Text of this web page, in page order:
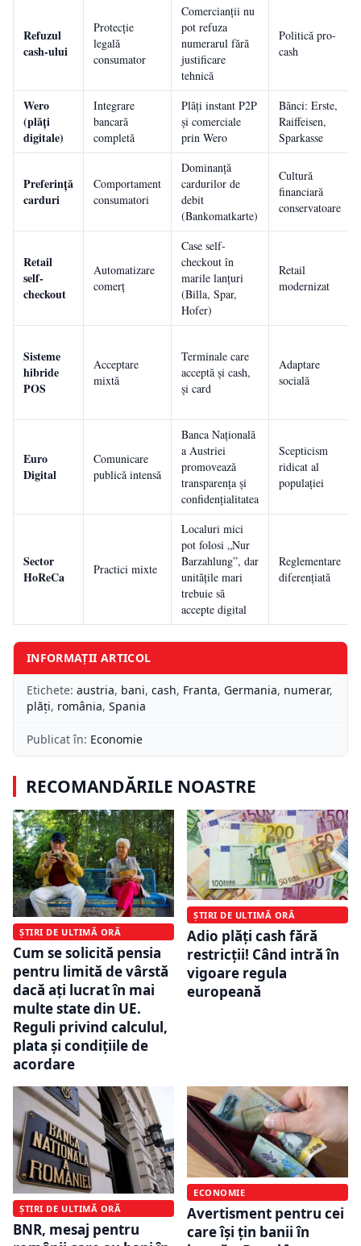
Refuzul
cash-ului
Protecție
legală
consumator
Comercianții nu
pot refuza
numerarul fără
justificare
tehnică
Politică pro-
cash
Wero
(plăți
digitale)
Integrare
bancară
completă
Plăți instant P2P
și comerciale
prin Wero
Bănci: Erste,
Raiffeisen,
Sparkasse
Preferință
carduri
Comportament
consumatori
Dominanță
cardurilor de
debit
(Bankomatkarte)
Cultură
financiară
conservatoare
Retail
self-
checkout
Automatizare
comerț
Case self-
checkout în
marile lanțuri
(Billa, Spar,
Hofer)
Retail
modernizat
Sisteme
hibride
POS
Acceptare
mixtă
Terminale care
acceptă și cash,
și card
Adaptare
socială
Euro
Digital
Comunicare
publică intensă
Banca Națională
a Austriei
promovează
transparența și
confidențialitatea
Scepticism
ridicat al
populației
Sector
HoReCa
Practici mixte
Localuri mici
pot folosi „Nur
Barzahlung”, dar
unitățile mari
trebuie să
accepte digital
Reglementare
diferențiată
INFORMAȚII ARTICOL
Etichete: austria, bani, cash, Franta, Germania, numerar,
plăți, românia, Spania
Publicat în: Economie
RECOMANDĂRILE NOASTRE
ȘTIRI DE ULTIMĂ ORĂ
Cum se solicită pensia
pentru limită de vârstă
dacă ați lucrat în mai
multe state din UE.
Reguli privind calculul,
plata și condițiile de
acordare
ȘTIRI DE ULTIMĂ ORĂ
Adio plăți cash fără
restricții! Când intră în
vigoare regula
europeană
ȘTIRI DE ULTIMĂ ORĂ
BNR, mesaj pentru
ECONOMIE
Avertisment pentru cei
care își țin banii în